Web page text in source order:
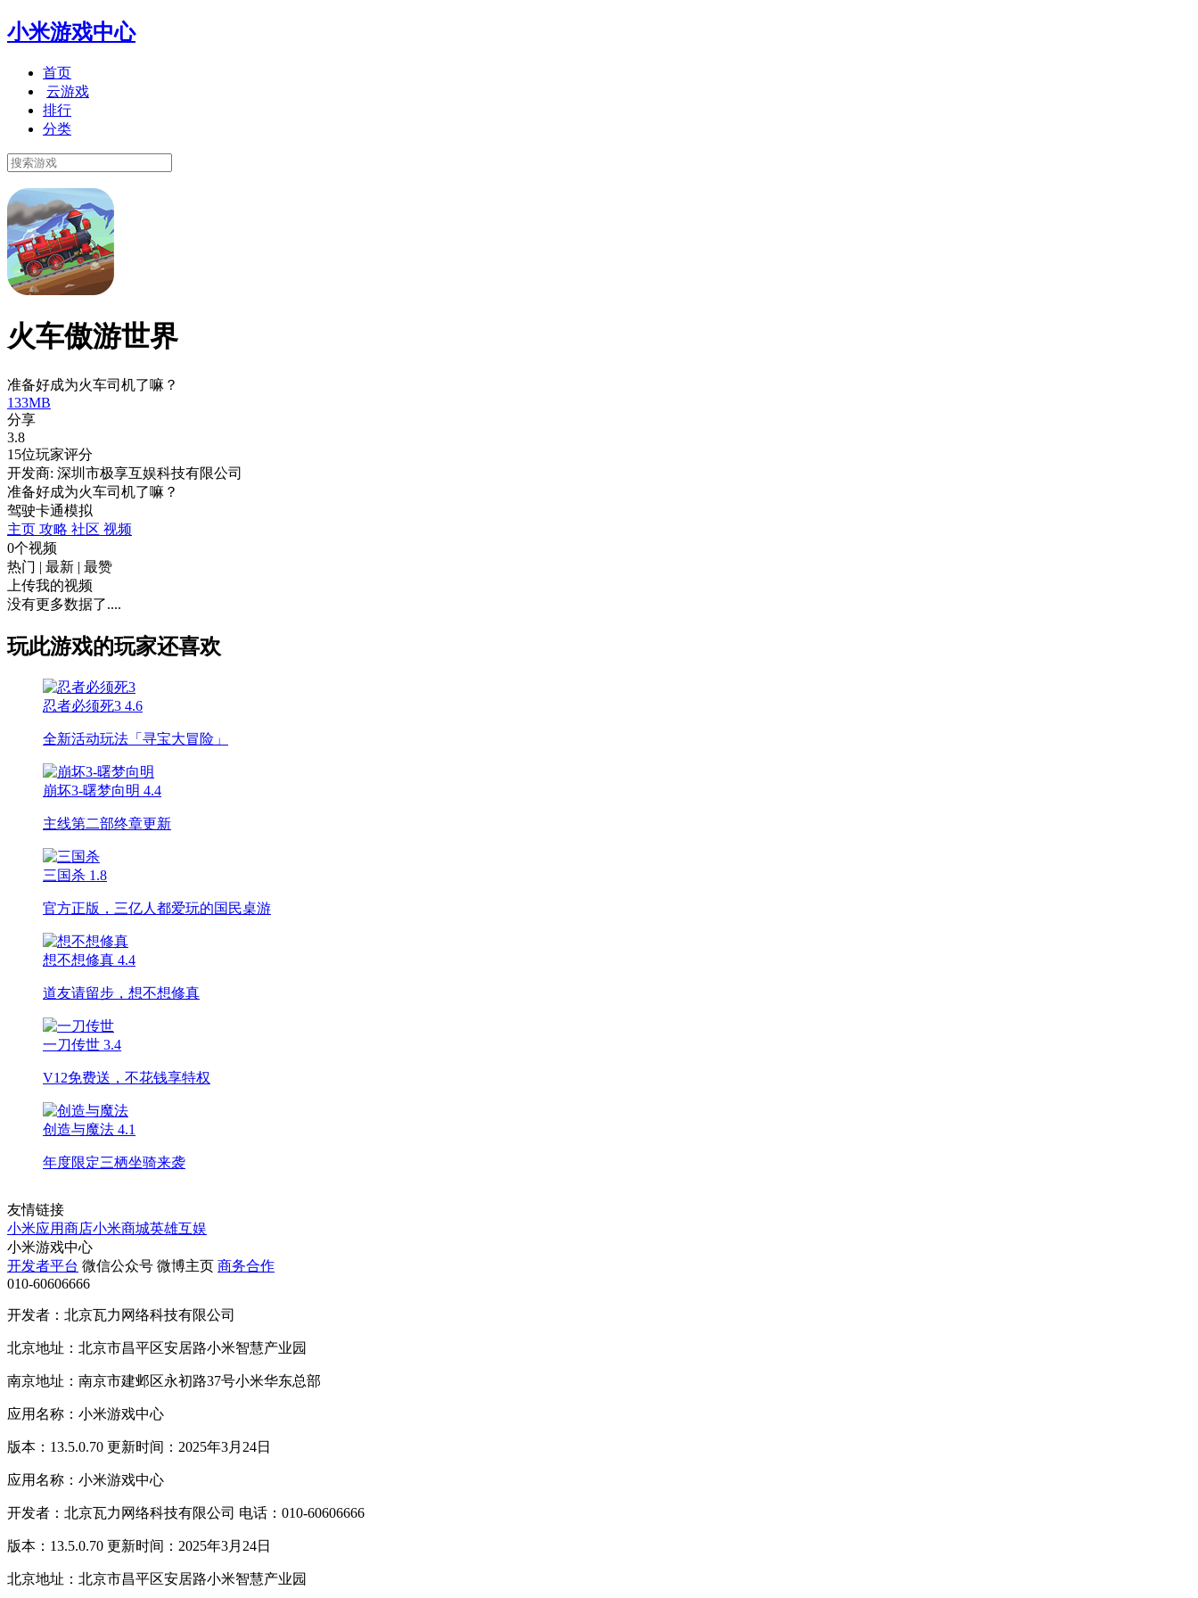
小米游戏中心
首页
云游戏
排行
分类
火车傲游世界
准备好成为火车司机了嘛？
133MB
分享
3.8
15位玩家评分
开发商: 深圳市极享互娱科技有限公司
准备好成为火车司机了嘛？
驾驶卡通模拟
主页 攻略 社区 视频
0个视频
热门 | 最新 | 最赞
上传我的视频
没有更多数据了....
玩此游戏的玩家还喜欢
忍者必须死3 4.6
全新活动玩法「寻宝大冒险」
崩坏3-曙梦向明 4.4
主线第二部终章更新
三国杀 1.8
官方正版，三亿人都爱玩的国民桌游
想不想修真 4.4
道友请留步，想不想修真
一刀传世 3.4
V12免费送，不花钱享特权
创造与魔法 4.1
年度限定三栖坐骑来袭
友情链接
小米应用商店小米商城英雄互娱
小米游戏中心
开发者平台 微信公众号 微博主页 商务合作
010-60606666
开发者：北京瓦力网络科技有限公司
北京地址：北京市昌平区安居路小米智慧产业园
南京地址：南京市建邺区永初路37号小米华东总部
应用名称：小米游戏中心
版本：13.5.0.70 更新时间：2025年3月24日
应用名称：小米游戏中心
开发者：北京瓦力网络科技有限公司 电话：010-60606666
版本：13.5.0.70 更新时间：2025年3月24日
北京地址：北京市昌平区安居路小米智慧产业园